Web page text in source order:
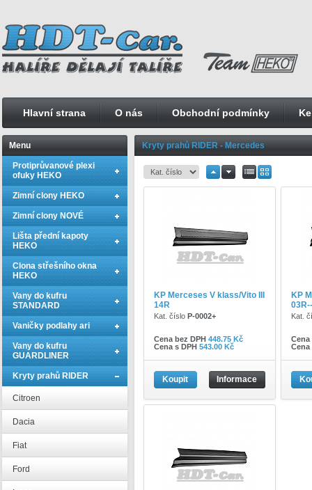
Kryty prahů RIDER - Mercedes
KP Merceses V klass/Vito III
14R
Kat. číslo P-0002+
Cena bez DPH 448.75 Kč
Cena s DPH 543.00 Kč
Koupit Informace
KP
Kat.
Menu
Protiprůvanové plexi
ofuky HEKO
Zimní clony HEKO
Zimní clony NOVÉ
Lišta přední kapoty
HEKO
Clona střešního okna
HEKO
Vany do kufru
STANDARD
Vaničky podlahy ari
Vany do kufru
GUARDLINER
Kryty prahů RIDER
Citroen
Dacia
Fiat
Ford
Hlavní strana O nás Obchodní podmínky